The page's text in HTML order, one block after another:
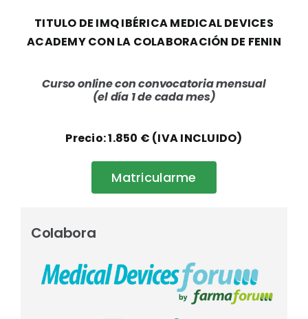
TITULO DE IMQ IBÉRICA MEDICAL DEVICES
ACADEMY CON LA COLABORACIÓN DE FENIN
Curso online con convocatoria mensual
(el día 1 de cada mes)
Precio: 1.850 € (IVA INCLUIDO)
Matricularme
Colabora